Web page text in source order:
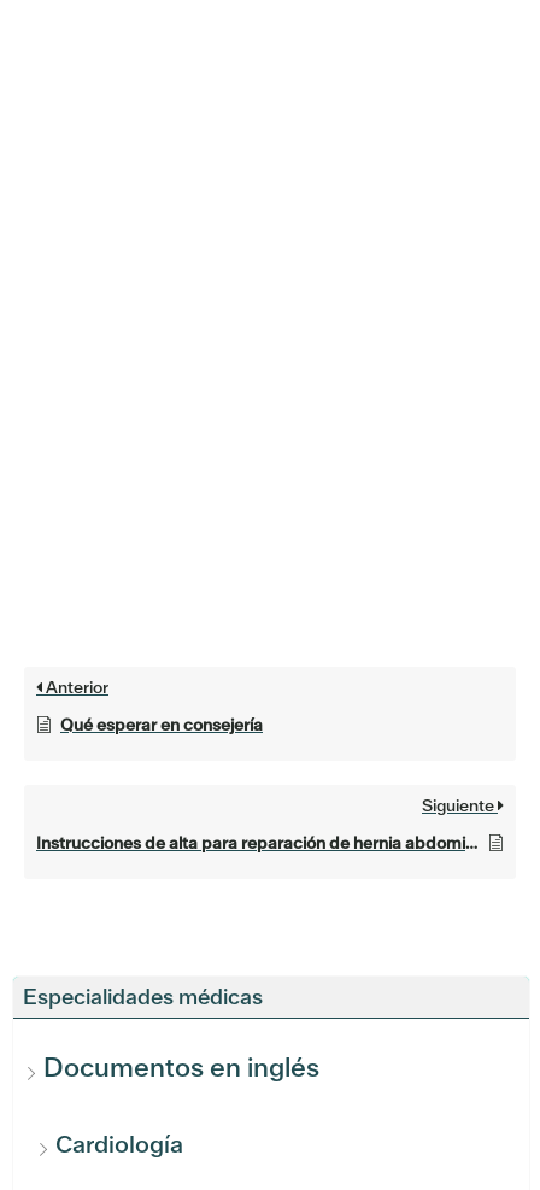
Especialidades médicas
Documentos en inglés
Cardiología
Anterior
Qué esperar en consejería
Siguiente
Instrucciones de alta para reparación de hernia abdominal